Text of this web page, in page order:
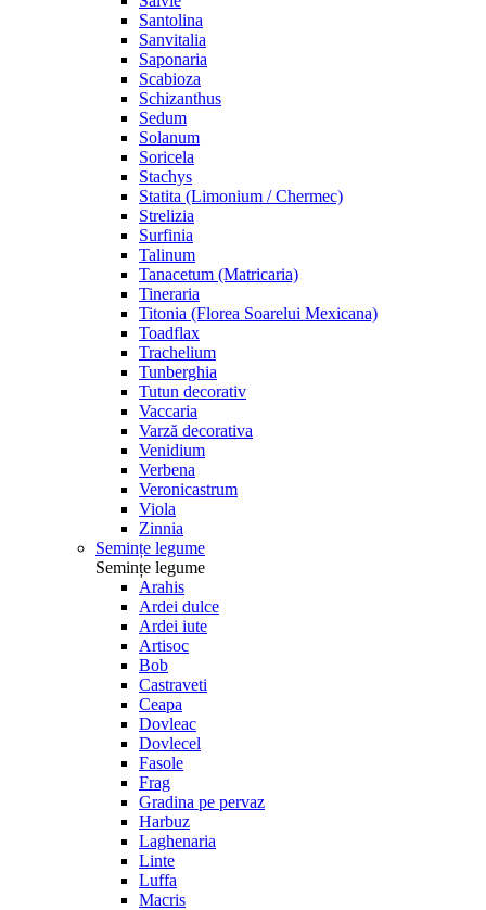
Santolina
Sanvitalia
Saponaria
Scabioza
Schizanthus
Sedum
Solanum
Soricela
Stachys
Statita (Limonium / Chermec)
Strelizia
Surfinia
Talinum
Tanacetum (Matricaria)
Tineraria
Titonia (Florea Soarelui Mexicana)
Toadflax
Trachelium
Tunberghia
Tutun decorativ
Vaccaria
Varză decorativa
Venidium
Verbena
Veronicastrum
Viola
Zinnia
Semințe legume
Semințe legume
Arahis
Ardei dulce
Ardei iute
Artisoc
Bob
Castraveti
Ceapa
Dovleac
Dovlecel
Fasole
Frag
Gradina pe pervaz
Harbuz
Laghenaria
Linte
Luffa
Macris